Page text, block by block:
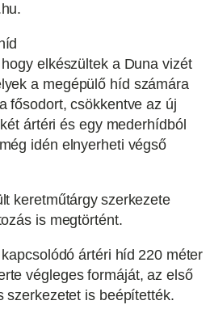
elkészültek a Duna vizét
a megépülő híd számára
fősodort, csökkentve az új
ártéri és egy mederhídból
idén elnyerheti végső
keretműtárgy szerkezete
is megtörtént.
ártéri híd 220 méter
végleges formáját, az első
szerkezetet is beépítették.